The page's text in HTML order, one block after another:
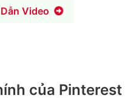
Video
của Pinterest